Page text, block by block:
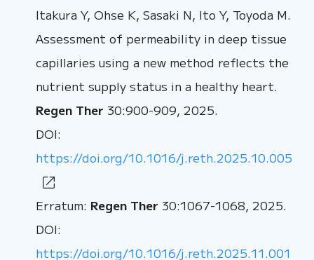
Itakura Y, Ohse K, Sasaki N, Ito Y, Toyoda M.
Assessment of permeability in deep tissue
capillaries using a new method reflects the
nutrient supply status in a healthy heart.
Regen Ther 30:900-909, 2025.
DOI:
https://doi.org/10.1016/j.reth.2025.10.005
Erratum: Regen Ther 30:1067-1068, 2025.
DOI:
https://doi.org/10.1016/j.reth.2025.11.001